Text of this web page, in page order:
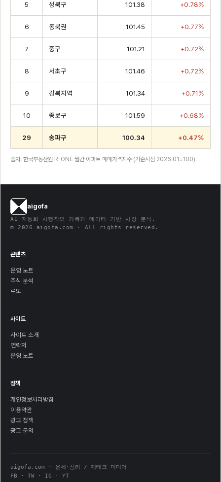
5 성북구 101.38 +0.78%
6 동북권 101.45 +0.77%
7 중구 101.21 +0.72%
8 서초구 101.46 +0.72%
9 강북지역 101.34 +0.71%
10 종로구 101.59 +0.68%
29 송파구 100.34 +0.47%
출처: 한국부동산원 R-ONE 월간 아파트 매매가격지수 (기준시점 2026.01=100)
aigofa
AI 자동화 시행착오 기록과 데이터 기반 시장 분석.
© 2026 aigofa.com · All rights reserved.
콘텐츠
운영 노트
주식 분석
로또
사이트
사이트 소개
연락처
운영 노트
정책
개인정보처리방침
이용약관
광고 정책
광고 문의
aigofa.com · 운세·심리 / 재테크 미디어
FB · TW · IG · YT